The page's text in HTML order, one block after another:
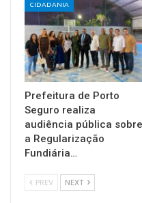
CIDADANIA
Prefeitura de Porto
Seguro realiza
audiência pública sobre
a Regularização
Fundiária…
PREV NEXT